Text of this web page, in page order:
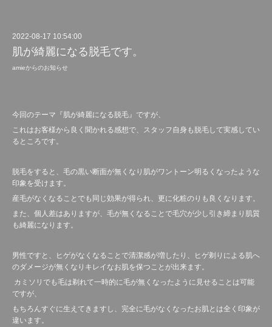
2022-08-17 10:54:00
肌が綺麗になる脱毛です。
amieからのお知らせ
今回のテーマ『肌が綺麗になる脱毛』ですが、
これはお客様から良く聞かれる感想で、スタッフ自身も脱毛して実感してい
るところです。
脱毛をすると、毛の黒い断面が無くなり肌がワントーン明るくなったような
印象を受けます。
産毛がなくなることでも同じ効果が得られ、更に化粧のりも良くなります。
また、個人差はありますが、毛が無くなることで毛穴が少し引き締まり肌質
も綺麗になります。
男性ですと、ヒゲがなくなることで清潔感が増したり、ヒゲ剃りによる肌へ
のダメージが無くなりキレイなお肌を保つことが出来ます。
カミソリでも毛は剃れて一時的に毛が無くなったように見せることは可能
ですが、
もちろんすぐに生えてきますし、完全に毛がなくなったお肌とは全く印象が
違います。